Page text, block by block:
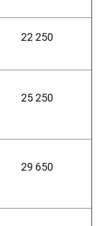
22 250
25 250
29 650